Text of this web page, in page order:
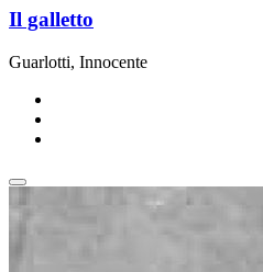
Il galletto
Guarlotti, Innocente